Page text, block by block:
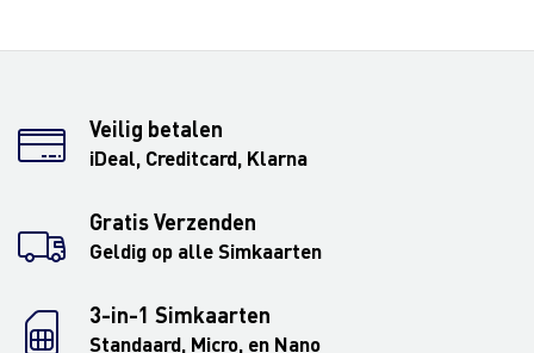
Veilig betalen
iDeal, Creditcard, Klarna
Gratis Verzenden
Geldig op alle Simkaarten
3-in-1 Simkaarten
Standaard, Micro, en Nano